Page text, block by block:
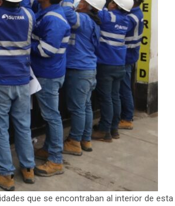
que se encontraban al interior de